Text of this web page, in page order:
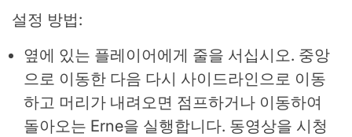
설정 방법:
옆에 있는 플레이어에게 줄을 서십시오. 중앙
으로 이동한 다음 다시 사이드라인으로 이동
하고 머리가 내려오면 점프하거나 이동하여
돌아오는 Erne을 실행합니다. 동영상을 시청